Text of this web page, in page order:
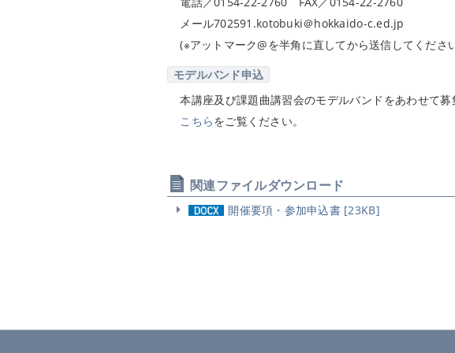
メール702591.kotobuki＠hokkaido-c.ed.jp
(※アットマーク@を半角に直してから送信してくださ
モデルバンド申込
本講座及び課題曲講習会のモデルバンドをあわせて
こちらをご覧ください。
関連ファイルダウンロード
開催要項・参加申込書 [23KB]